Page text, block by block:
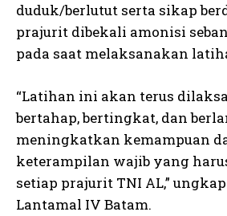
duduk/berlutut serta sikap
prajurit dibekali amonisi
pada saat melaksanakan
“Latihan ini akan terus
bertahap, bertingkat, dan
meningkatkan kemampuan
keterampilan wajib yang
setiap prajurit TNI AL,”
Lantamal IV Batam.